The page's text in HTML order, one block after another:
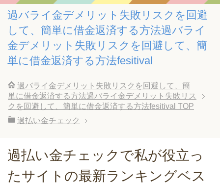
過バライ金デメリット失敗リスクを回避
して、簡単に借金返済する方法過バライ
金デメリット失敗リスクを回避して、簡
単に借金返済する方法fesitival
過バライ金デメリット失敗リスクを回避して、簡
単に借金返済する方法過バライ金デメリット失敗リス
クを回避して、簡単に借金返済する方法fesitival TOP
過払い金チェック
過払い金チェックで私が役立っ
たサイトの最新ランキングベス